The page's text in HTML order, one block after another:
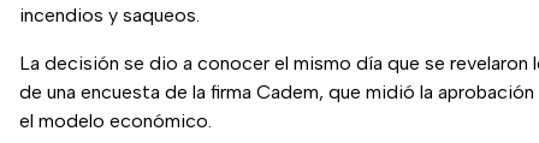
incendios y saqueos.
La decisión se dio a conocer el mismo día que se revelaron
de una encuesta de la firma Cadem, que midió la
el modelo económico.